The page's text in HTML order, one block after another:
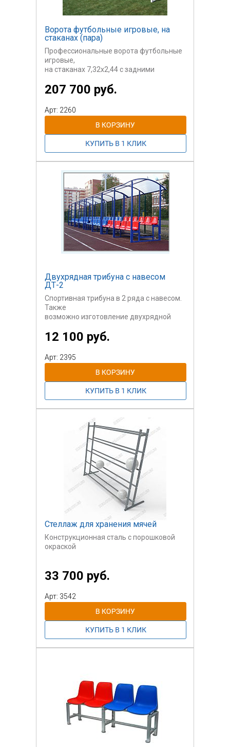
Ворота футбольные игровые, на
стаканах (пара)
Профессиональные ворота футбольные
игровые,
на стаканах 7,32х2,44 с задними
стаканах, стальные. Труба 105.
Соответствуют стандартам
профессионального
Возможно изготовление разборных
футбольных
форот.
Сетка, гасители, стаканы и другие
комплектующие
в стоимость не входят.
Стоимость указана за одну пару.
207 700 руб.
Арт: 2260
Двухрядная трибуна с навесом
ДТ-2
Спортивная трибуна в 2 ряда с навесом.
Также
возможно изготовление двухрядной
с любым количеством посадочных мест.
Полная стоимость трибуны
рассчитывается
индивидуально. Стоимость указана за 1
условное место.
12 100 руб.
Арт: 2395
Стеллаж для хранения мячей
Конструкционная сталь с порошковой
окраской
33 700 руб.
Арт: 3542